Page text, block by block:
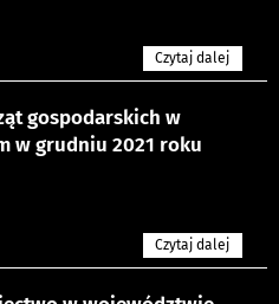
Czytaj dalej
gospodarskich w
w grudniu 2021 roku
Czytaj dalej